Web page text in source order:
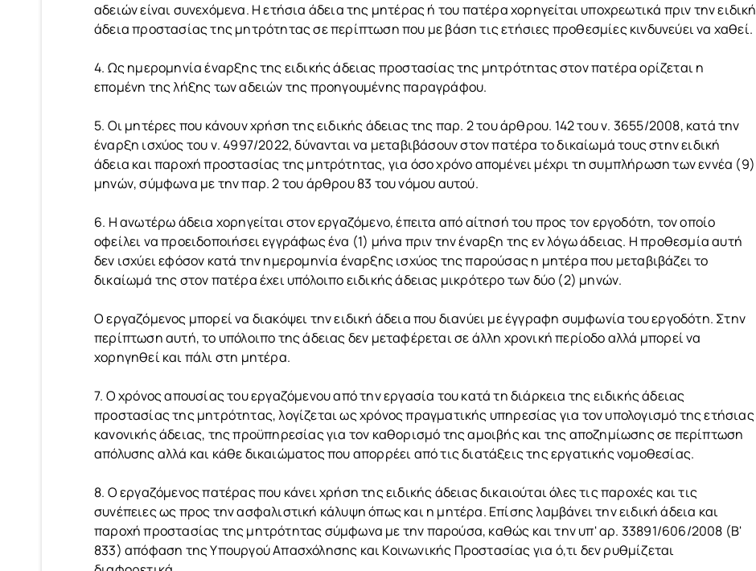
αδειών είναι συνεχόμενα. Η ετήσια άδεια της μητέρας ή του πατέρα χορηγείται υποχρεωτικά πριν την ειδική
άδεια προστασίας της μητρότητας σε περίπτωση που με βάση τις ετήσιες προθεσμίες κινδυνεύει να χαθεί.
4. Ως ημερομηνία έναρξης της ειδικής άδειας προστασίας της μητρότητας στον πατέρα ορίζεται η
επομένη της λήξης των αδειών της προηγουμένης παραγράφου.
5. Οι μητέρες που κάνουν χρήση της ειδικής άδειας της παρ. 2 του άρθρου. 142 του ν. 3655/2008, κατά την
έναρξη ισχύος του ν. 4997/2022, δύνανται να μεταβιβάσουν στον πατέρα το δικαίωμά τους στην ειδική
άδεια και παροχή προστασίας της μητρότητας, για όσο χρόνο απομένει μέχρι τη συμπλήρωση των εννέα (9)
μηνών, σύμφωνα με την παρ. 2 του άρθρου 83 του νόμου αυτού.
6. Η ανωτέρω άδεια χορηγείται στον εργαζόμενο, έπειτα από αίτησή του προς τον εργοδότη, τον οποίο
οφείλει να προειδοποιήσει εγγράφως ένα (1) μήνα πριν την έναρξη της εν λόγω άδειας. Η προθεσμία αυτή
δεν ισχύει εφόσον κατά την ημερομηνία έναρξης ισχύος της παρούσας η μητέρα που μεταβιβάζει το
δικαίωμά της στον πατέρα έχει υπόλοιπο ειδικής άδειας μικρότερο των δύο (2) μηνών.
Ο εργαζόμενος μπορεί να διακόψει την ειδική άδεια που διανύει με έγγραφη συμφωνία του εργοδότη. Στην
περίπτωση αυτή, το υπόλοιπο της άδειας δεν μεταφέρεται σε άλλη χρονική περίοδο αλλά μπορεί να
χορηγηθεί και πάλι στη μητέρα.
7. Ο χρόνος απουσίας του εργαζόμενου από την εργασία του κατά τη διάρκεια της ειδικής άδειας
προστασίας της μητρότητας, λογίζεται ως χρόνος πραγματικής υπηρεσίας για τον υπολογισμό της ετήσιας
κανονικής άδειας, της προϋπηρεσίας για τον καθορισμό της αμοιβής και της αποζημίωσης σε περίπτωση
απόλυσης αλλά και κάθε δικαιώματος που απορρέει από τις διατάξεις της εργατικής νομοθεσίας.
8. Ο εργαζόμενος πατέρας που κάνει χρήση της ειδικής άδειας δικαιούται όλες τις παροχές και τις
συνέπειες ως προς την ασφαλιστική κάλυψη όπως και η μητέρα. Επίσης λαμβάνει την ειδική άδεια και
παροχή προστασίας της μητρότητας σύμφωνα με την παρούσα, καθώς και την υπ' αρ. 33891/606/2008 (Β'
833) απόφαση της Υπουργού Απασχόλησης και Κοινωνικής Προστασίας για ό,τι δεν ρυθμίζεται